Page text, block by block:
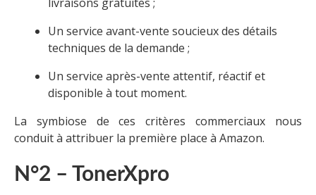
Un service avant-vente soucieux des détails
techniques de la demande ;
Un service après-vente attentif, réactif et
disponible à tout moment.
La symbiose de ces critères commerciaux nous
conduit à attribuer la première place à Amazon.
N°2 – TonerXpro